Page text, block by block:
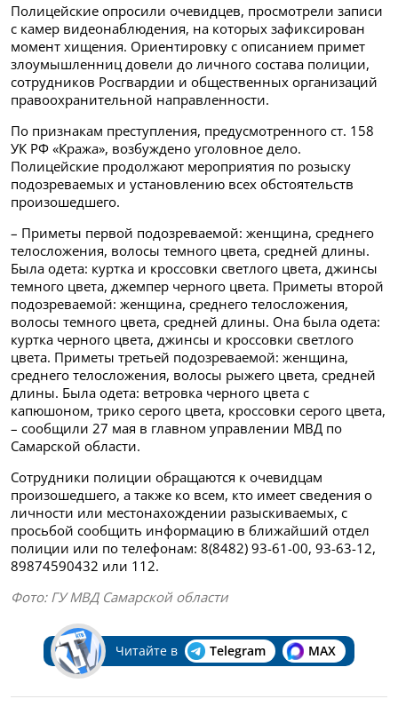
Полицейские опросили очевидцев, просмотрели записи
с камер видеонаблюдения, на которых зафиксирован
момент хищения. Ориентировку с описанием примет
злоумышленниц довели до личного состава полиции,
сотрудников Росгвардии и общественных организаций
правоохранительной направленности.
По признакам преступления, предусмотренного ст. 158
УК РФ «Кража», возбуждено уголовное дело.
Полицейские продолжают мероприятия по розыску
подозреваемых и установлению всех обстоятельств
произошедшего.
– Приметы первой подозреваемой: женщина, среднего
телосложения, волосы темного цвета, средней длины.
Была одета: куртка и кроссовки светлого цвета, джинсы
темного цвета, джемпер черного цвета. Приметы второй
подозреваемой: женщина, среднего телосложения,
волосы темного цвета, средней длины. Она была одета:
куртка черного цвета, джинсы и кроссовки светлого
цвета. Приметы третьей подозреваемой: женщина,
среднего телосложения, волосы рыжего цвета, средней
длины. Была одета: ветровка черного цвета с
капюшоном, трико серого цвета, кроссовки серого цвета,
– сообщили 27 мая в главном управлении МВД по
Самарской области.
Сотрудники полиции обращаются к очевидцам
произошедшего, а также ко всем, кто имеет сведения о
личности или местонахождении разыскиваемых, с
просьбой сообщить информацию в ближайший отдел
полиции или по телефонам: 8(8482) 93-61-00, 93-63-12,
89874590432 или 112.
Фото: ГУ МВД Самарской области
Читайте в Telegram MAX